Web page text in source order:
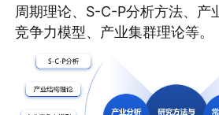
周期理论、S-C-P分析方法、产
竞争力模型、产业集群理论等。